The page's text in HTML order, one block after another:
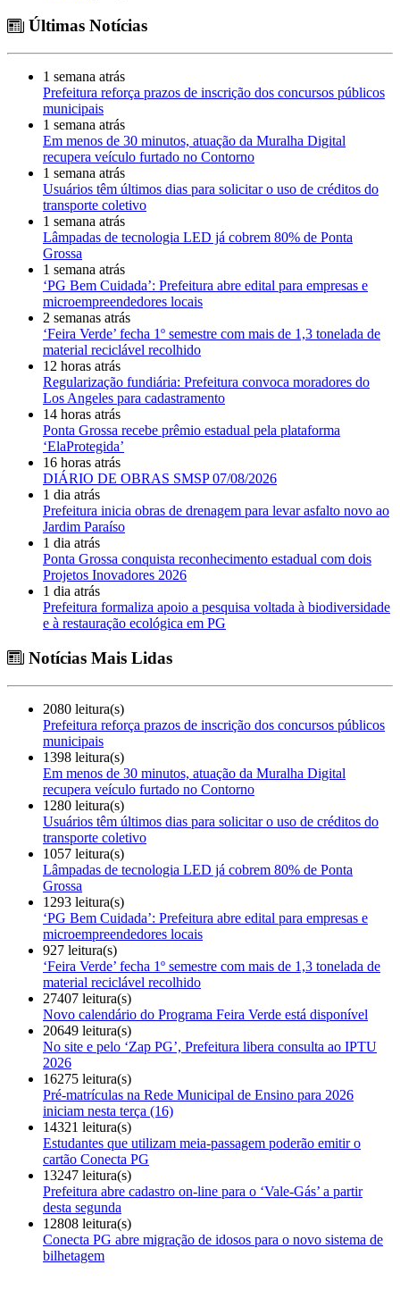
Últimas Notícias
1 semana atrás
Prefeitura reforça prazos de inscrição dos concursos públicos
municipais
1 semana atrás
Em menos de 30 minutos, atuação da Muralha Digital
recupera veículo furtado no Contorno
1 semana atrás
Usuários têm últimos dias para solicitar o uso de créditos do
transporte coletivo
1 semana atrás
Lâmpadas de tecnologia LED já cobrem 80% de Ponta
Grossa
1 semana atrás
‘PG Bem Cuidada’: Prefeitura abre edital para empresas e
microempreendedores locais
2 semanas atrás
‘Feira Verde’ fecha 1º semestre com mais de 1,3 tonelada de
material reciclável recolhido
12 horas atrás
Regularização fundiária: Prefeitura convoca moradores do
Los Angeles para cadastramento
14 horas atrás
Ponta Grossa recebe prêmio estadual pela plataforma
‘ElaProtegida’
16 horas atrás
DIÁRIO DE OBRAS SMSP 07/08/2026
1 dia atrás
Prefeitura inicia obras de drenagem para levar asfalto novo ao
Jardim Paraíso
1 dia atrás
Ponta Grossa conquista reconhecimento estadual com dois
Projetos Inovadores 2026
1 dia atrás
Prefeitura formaliza apoio a pesquisa voltada à biodiversidade
e à restauração ecológica em PG
Notícias Mais Lidas
2080 leitura(s)
Prefeitura reforça prazos de inscrição dos concursos públicos
municipais
1398 leitura(s)
Em menos de 30 minutos, atuação da Muralha Digital
recupera veículo furtado no Contorno
1280 leitura(s)
Usuários têm últimos dias para solicitar o uso de créditos do
transporte coletivo
1057 leitura(s)
Lâmpadas de tecnologia LED já cobrem 80% de Ponta
Grossa
1293 leitura(s)
‘PG Bem Cuidada’: Prefeitura abre edital para empresas e
microempreendedores locais
927 leitura(s)
‘Feira Verde’ fecha 1º semestre com mais de 1,3 tonelada de
material reciclável recolhido
27407 leitura(s)
Novo calendário do Programa Feira Verde está disponível
20649 leitura(s)
No site e pelo ‘Zap PG’, Prefeitura libera consulta ao IPTU
2026
16275 leitura(s)
Pré-matrículas na Rede Municipal de Ensino para 2026
iniciam nesta terça (16)
14321 leitura(s)
Estudantes que utilizam meia-passagem poderão emitir o
cartão Conecta PG
13247 leitura(s)
Prefeitura abre cadastro on-line para o ‘Vale-Gás’ a partir
desta segunda
12808 leitura(s)
Conecta PG abre migração de idosos para o novo sistema de
bilhetagem